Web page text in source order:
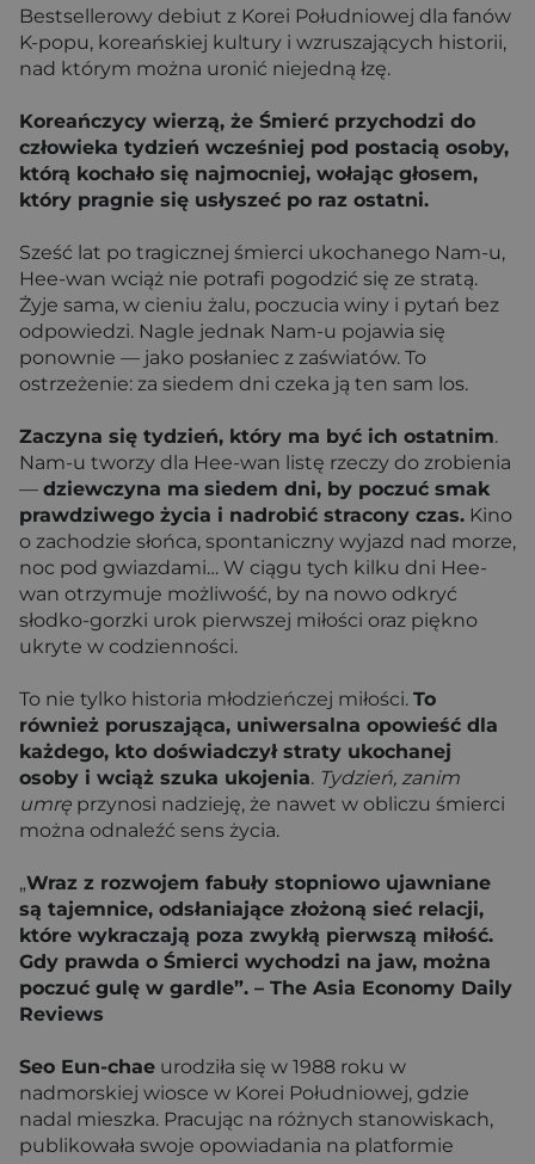
Bestsellerowy debiut z Korei Południowej dla fanów
K-popu, koreańskiej kultury i wzruszających historii,
nad którym można uronić niejedną łzę.
Koreańczycy wierzą, że Śmierć przychodzi do
człowieka tydzień wcześniej pod postacią osoby,
którą kochało się najmocniej, wołając głosem,
który pragnie się usłyszeć po raz ostatni.
Sześć lat po tragicznej śmierci ukochanego Nam-u,
Hee-wan wciąż nie potrafi pogodzić się ze stratą.
Żyje sama, w cieniu żalu, poczucia winy i pytań bez
odpowiedzi. Nagle jednak Nam-u pojawia się
ponownie — jako posłaniec z zaświatów. To
ostrzeżenie: za siedem dni czeka ją ten sam los.
Zaczyna się tydzień, który ma być ich ostatnim.
Nam-u tworzy dla Hee-wan listę rzeczy do zrobienia
— dziewczyna ma siedem dni, by poczuć smak
prawdziwego życia i nadrobić stracony czas. Kino
o zachodzie słońca, spontaniczny wyjazd nad morze,
noc pod gwiazdami… W ciągu tych kilku dni Hee-
wan otrzymuje możliwość, by na nowo odkryć
słodko-gorzki urok pierwszej miłości oraz piękno
ukryte w codzienności.
To nie tylko historia młodzieńczej miłości. To
również poruszająca, uniwersalna opowieść dla
każdego, kto doświadczył straty ukochanej
osoby i wciąż szuka ukojenia. Tydzień, zanim
umrę przynosi nadzieję, że nawet w obliczu śmierci
można odnaleźć sens życia.
„Wraz z rozwojem fabuły stopniowo ujawniane
są tajemnice, odsłaniające złożoną sieć relacji,
które wykraczają poza zwykłą pierwszą miłość.
Gdy prawda o Śmierci wychodzi na jaw, można
poczuć gulę w gardle”. – The Asia Economy Daily
Reviews
Seo Eun-chae urodziła się w 1988 roku w
nadmorskiej wiosce w Korei Południowej, gdzie
nadal mieszka. Pracując na różnych stanowiskach,
publikowała swoje opowiadania na platformie